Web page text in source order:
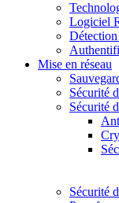
Logiciel
Mise en réseau
Sécurité
Sécurité
Sécurité